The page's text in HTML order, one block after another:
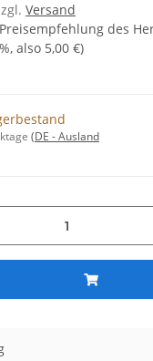
Versand
des
, also 5,00 €)
(DE - Ausland